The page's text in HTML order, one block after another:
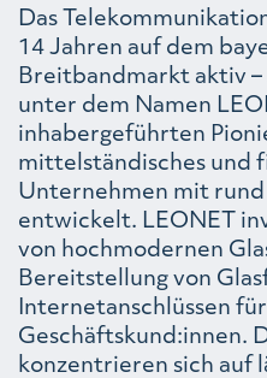
Das
14 Jahren auf dem
Breitbandmarkt aktiv –
unter dem Namen
inhabergeführten
mittelständisches und
Unternehmen mit
entwickelt. LEONET
von hochmodernen
Bereitstellung von
Internetanschlüssen
Geschäftskund:innen.
konzentrieren sich auf